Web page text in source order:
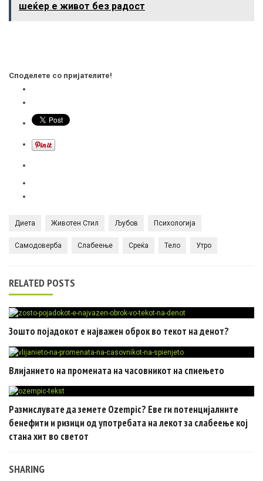
шеќер е живот без радост
Споделете со пријателите!
Диета Животен Стил Љубов Психологија
Самодоверба Слабеење Среќа Тело Утро
RELATED POSTS
Зошто појадокот е најважен оброк во текот на денот?
Влијанието на промената на часовникот на спиењето
Размислувате да земете Ozempic? Еве ги потенцијалните
бенефити и ризици од употребата на лекот за слабеење кој
стана хит во светот
SHARING